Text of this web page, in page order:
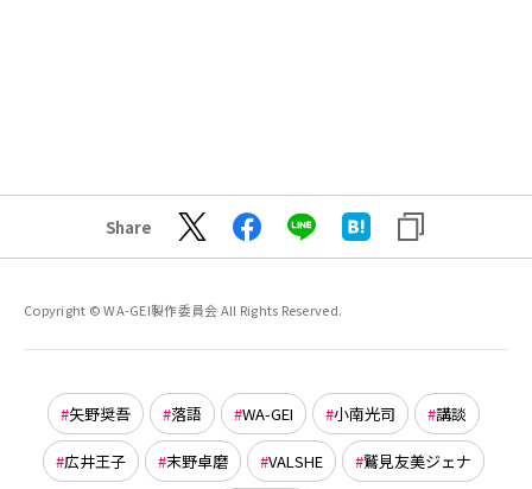
Share
Copyright © WA-GEI製作委員会 All Rights Reserved.
矢野奨吾 落語 WA-GEI 小南光司 講談
広井王子 末野卓磨 VALSHE 鷲見友美ジェナ